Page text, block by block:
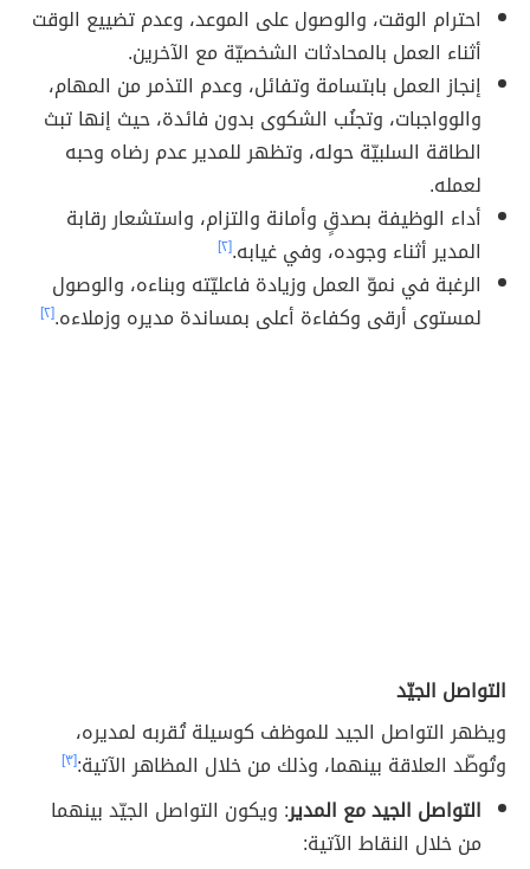
احترام الوقت، والوصول على الموعد، وعدم تضييع الوقت
أثناء العمل بالمحادثات الشخصيّة مع الآخرين.
إنجاز العمل بابتسامة وتفائل، وعدم التذمر من المهام،
والوواجبات، وتجنُب الشكوى بدون فائدة، حيث إنها تبث
الطاقة السلبيّة حوله، وتظهر للمدير عدم رضاه وحبه
لعمله.
أداء الوظيفة بصدقٍ وأمانة والتزام، واستشعار رقابة
المدير أثناء وجوده، وفي غيابه.[٢]
الرغبة في نموّ العمل وزيادة فاعليّته وبناءه، والوصول
لمستوى أرقى وكفاءة أعلى بمساندة مديره وزملاءه.[٢]
التواصل الجيّد
ويظهر التواصل الجيد للموظف كوسيلة تُقربه لمديره،
وتُوطّد العلاقة بينهما، وذلك من خلال المظاهر الآتية:[٣]
التواصل الجيد مع المدير: ويكون التواصل الجيّد بينهما
من خلال النقاط الآتية: